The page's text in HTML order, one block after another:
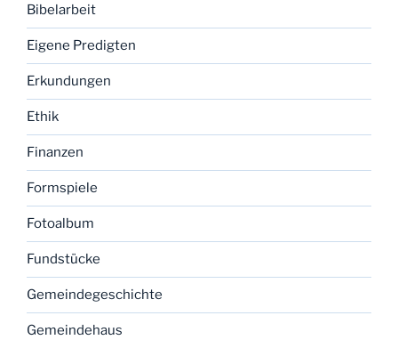
Bibelarbeit
Eigene Predigten
Erkundungen
Ethik
Finanzen
Formspiele
Fotoalbum
Fundstücke
Gemeindegeschichte
Gemeindehaus